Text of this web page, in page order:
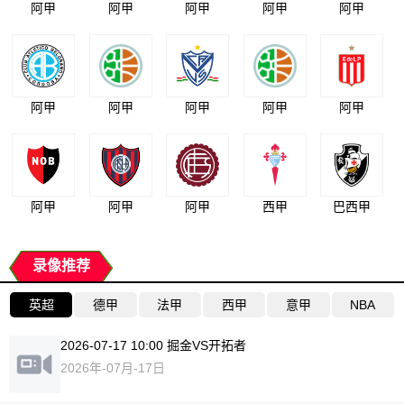
阿甲 阿甲 阿甲 阿甲 阿甲
阿甲 阿甲 阿甲 阿甲 阿甲
阿甲 阿甲 阿甲 西甲 巴西甲
录像推荐
英超 德甲 法甲 西甲 意甲 NBA
2026-07-17 10:00 掘金VS开拓者
2026年-07月-17日